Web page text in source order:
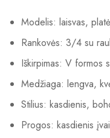
Modelis: laisvas,
Rankovės: 3/4 su
Iškirpimas: V formos
Medžiaga: lengva,
Stilius: kasdienis,
Progos: kasdienis